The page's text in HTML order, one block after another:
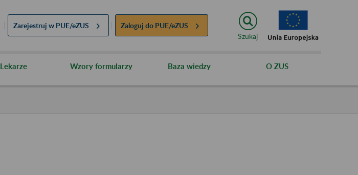
Zarejestruj w PUE/eZUS Zaloguj do PUE/eZUS
Szukaj
Lekarze Wzory formularzy Baza wiedzy O ZUS